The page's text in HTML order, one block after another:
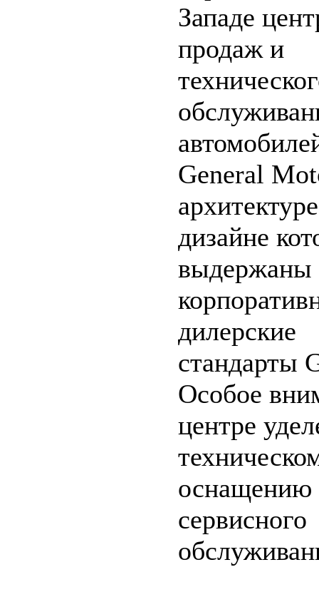
Западе
продаж и
General
дизайне
выдержаны
дилерские
стандарты
Особое
центре
оснащению
сервисного